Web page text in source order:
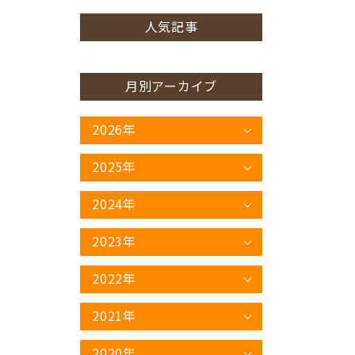
人気記事
月別アーカイブ
2026年
2025年
2024年
2023年
2022年
2021年